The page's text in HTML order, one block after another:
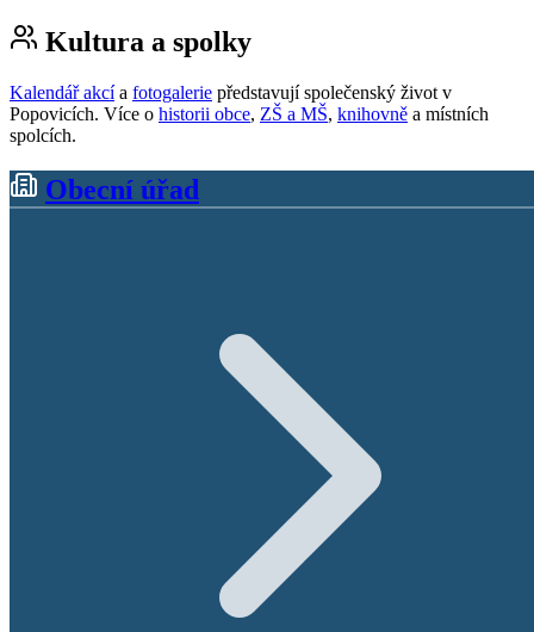
Kultura a spolky
Kalendář akcía fotogalerie představují společenský život v
Popovicích. Více o historii obce, ZŠ a MŠ, knihovně a místních
spolcích.
Obecní úřad